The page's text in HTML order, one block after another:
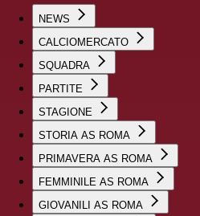
NEWS
CALCIOMERCATO
SQUADRA
PARTITE
STAGIONE
STORIA AS ROMA
PRIMAVERA AS ROMA
FEMMINILE AS ROMA
GIOVANILI AS ROMA